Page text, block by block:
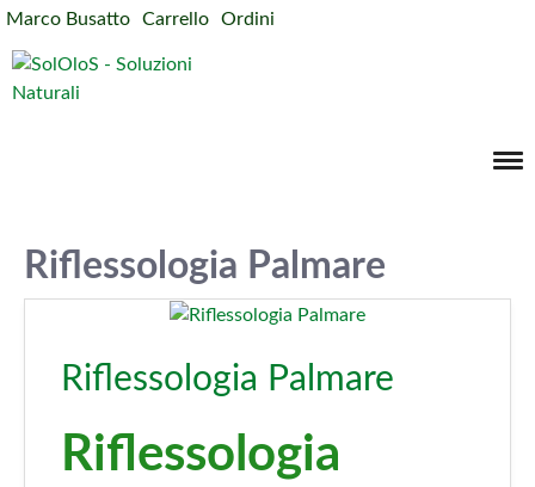
Marco Busatto Carrello Ordini
Riflessologia Palmare
Riflessologia Palmare
Riflessologia